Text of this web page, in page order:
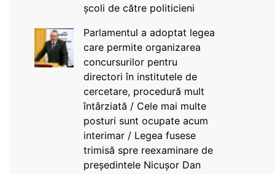
școli de către politicieni
Parlamentul a adoptat legea
care permite organizarea
concursurilor pentru
directori în institutele de
cercetare, procedură mult
întârziată / Cele mai multe
posturi sunt ocupate acum
interimar / Legea fusese
trimisă spre reexaminare de
președintele Nicușor Dan